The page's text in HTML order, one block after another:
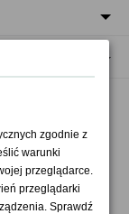
zgodnie z
warunki
przeglądarce.
przeglądarki
Sprawdź